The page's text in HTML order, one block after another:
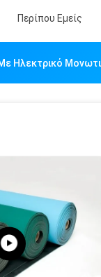
Περίπου Εμείς
Ηλεκτρικό